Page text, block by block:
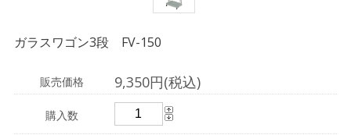
ガラスワゴン3段 FV-150
販売価格 9,350円(税込)
購入数